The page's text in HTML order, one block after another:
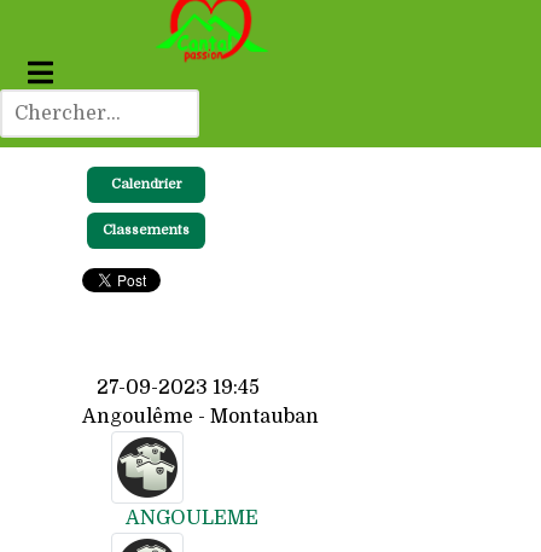
Calendrier
Classements
27-09-2023 19:45
Angoulême - Montauban
ANGOULEME